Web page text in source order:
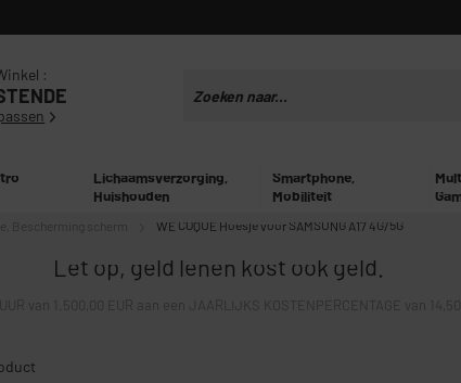
:
Lichaamsverzorging,
Huishouden
Smartphone,
Mobiliteit
WE COQUE Hoesje voor SAMSUNG A17 4G/5G
Let op, geld lenen kost ook geld.
van 1.500,00 EUR aan een JAARLIJKS KOSTENPERCENTAGE van